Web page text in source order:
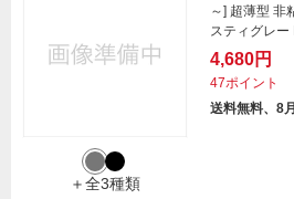
＋全3種類
～] 超薄型 非
スティグレ
4,680円
47ポイント
送料無料、8